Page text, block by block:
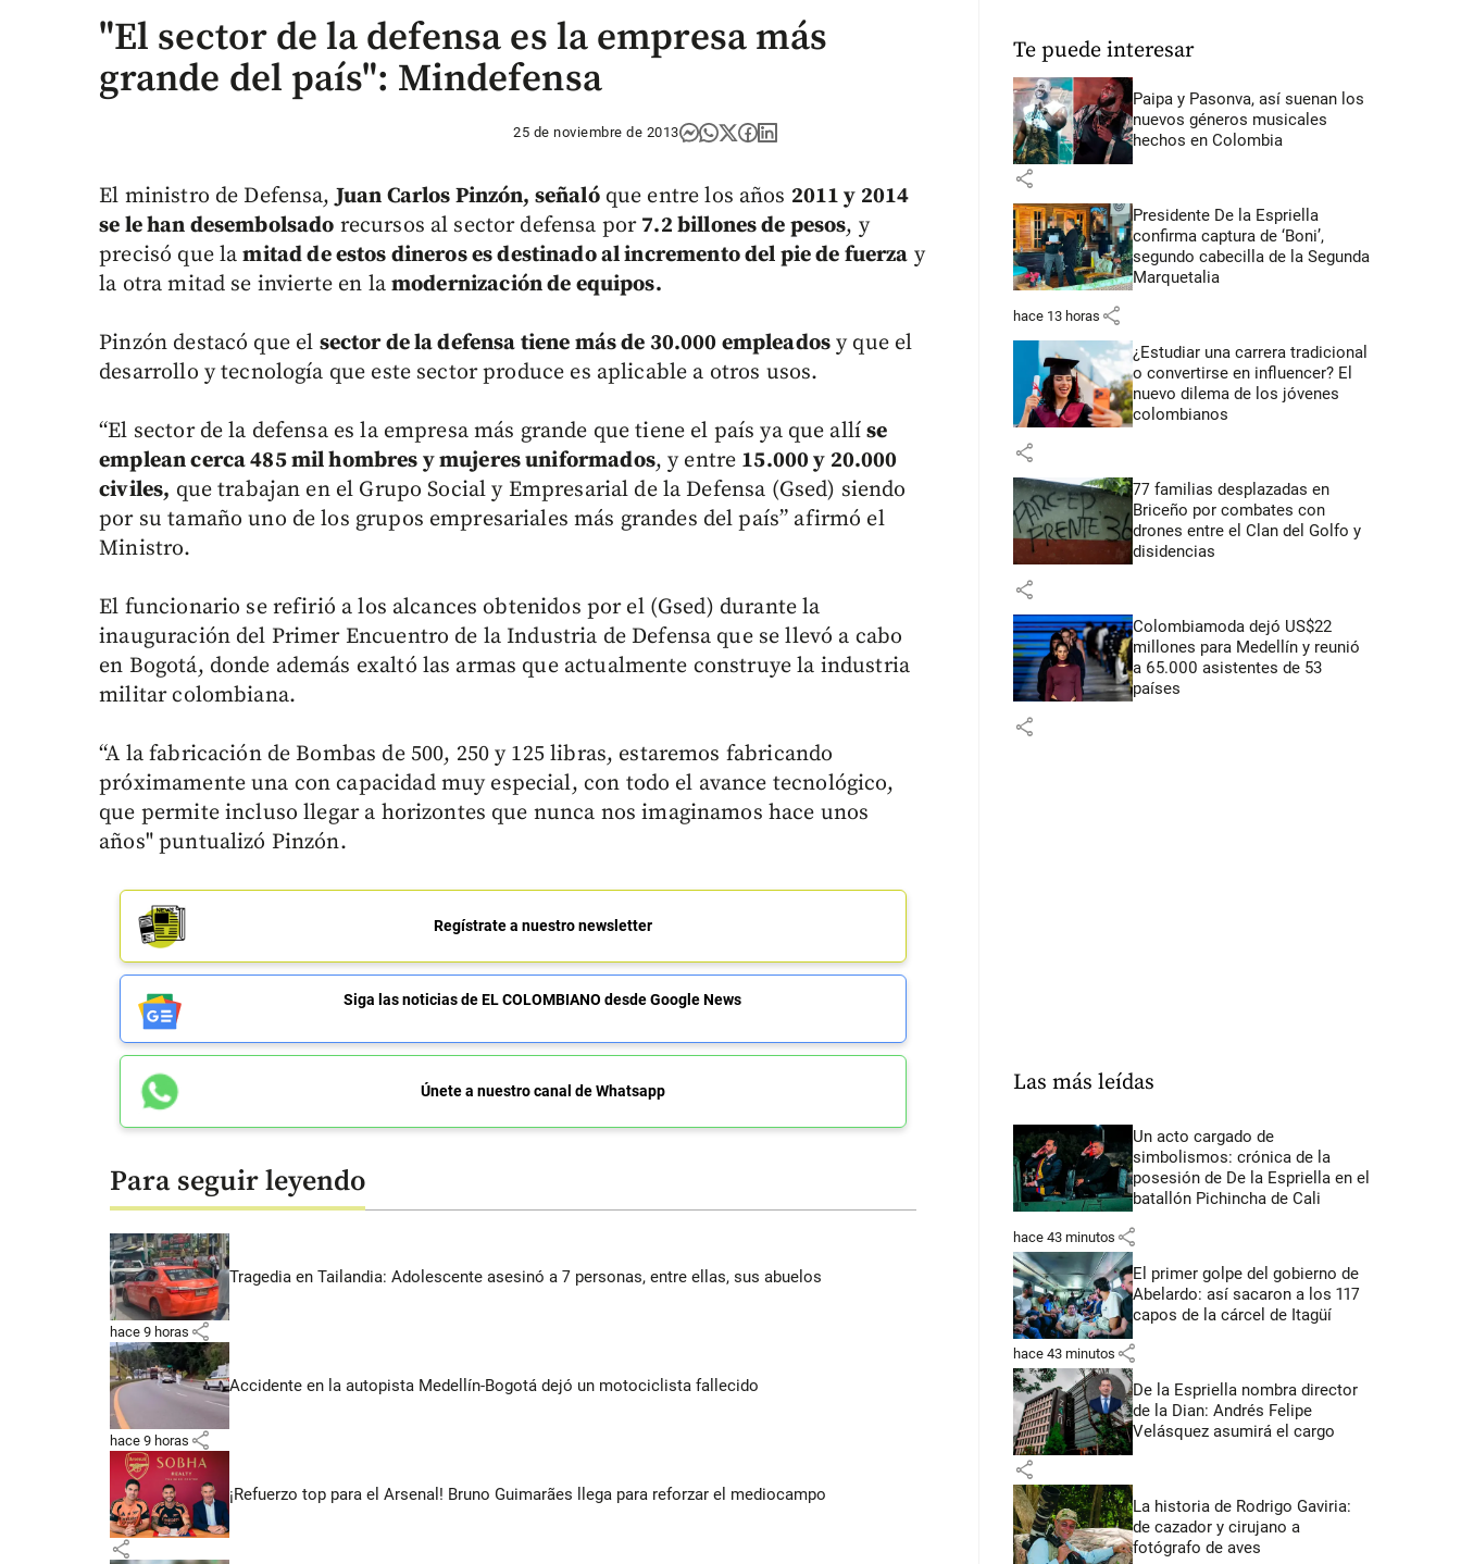
"El sector de la defensa es la empresa más
grande del país": Mindefensa
25 de noviembre de 2013
El ministro de Defensa,Juan Carlos Pinzón, señalóque entre los años 2011 y 2014
se le han desembolsado recursos al sector defensa por 7.2 billones de pesos, y
precisó que lamitad de estos dineros es destinado al incremento del pie de fuerza y
la otra mitad se invierte en la modernización de equipos.
Pinzón destacó que el sector de la defensa tiene más de 30.000 empleados y que el
desarrollo y tecnología que este sector produce es aplicable a otros usos.
“El sector de la defensa es la empresa más grande que tiene el país ya que allíse
emplean cerca 485 mil hombres y mujeres uniformados, y entre 15.000 y 20.000
civiles, que trabajan en el Grupo Social y Empresarial de la Defensa (Gsed) siendo
por su tamaño uno de los grupos empresariales más grandes del país” afirmó el
Ministro.
El funcionario se refirió a los alcances obtenidos por el (Gsed) durante la
inauguración del Primer Encuentro de la Industria de Defensa que se llevó a cabo
en Bogotá, donde además exaltó las armas que actualmente construye la industria
militar colombiana.
“A la fabricación de Bombas de 500, 250 y 125 libras, estaremos fabricando
próximamente una con capacidad muy especial, con todo el avance tecnológico,
que permite incluso llegar a horizontes que nunca nos imaginamos hace unos
años" puntualizó Pinzón.
Regístrate a nuestro newsletter
Siga las noticias de EL COLOMBIANO desde Google News
Únete a nuestro canal de Whatsapp
Para seguir leyendo
Tragedia en Tailandia: Adolescente asesinó a 7 personas, entre ellas, sus abuelos
hace 9 horas share
Accidente en la autopista Medellín-Bogotá dejó un motociclista fallecido
hace 9 horas share
¡Refuerzo top para el Arsenal! Bruno Guimarães llega para reforzar el mediocampo
share
Te puede interesar
Paipa y Pasonva, así suenan los
nuevos géneros musicales
hechos en Colombia
share
Presidente De la Espriella
confirma captura de ‘Boni’,
segundo cabecilla de la Segunda
Marquetalia
hace 13 horas share
¿Estudiar una carrera tradicional
o convertirse en influencer? El
nuevo dilema de los jóvenes
colombianos
share
77 familias desplazadas en
Briceño por combates con
drones entre el Clan del Golfo y
disidencias
share
Colombiamoda dejó US$22
millones para Medellín y reunió
a 65.000 asistentes de 53
países
share
Las más leídas
Un acto cargado de
simbolismos: crónica de la
posesión de De la Espriella en el
batallón Pichincha de Cali
hace 43 minutos share
El primer golpe del gobierno de
Abelardo: así sacaron a los 117
capos de la cárcel de Itagüí
hace 43 minutos share
De la Espriella nombra director
de la Dian: Andrés Felipe
Velásquez asumirá el cargo
share
La historia de Rodrigo Gaviria:
de cazador y cirujano a
fotógrafo de aves